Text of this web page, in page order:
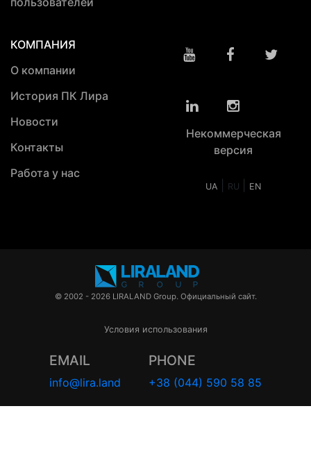
КОМПАНИЯ
О компании
История ПК Лира
Новости
Контакты
Работа у нас
Некоммерческая
версия
UA RU EN
© 2002 - 2026 LIRALAND Group. Официальный сайт.
Условия использования
EMAIL
info@lira.land
PHONE
+38 (044) 590 58 85